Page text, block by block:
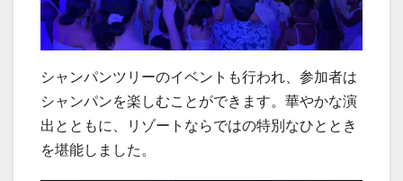
シャンパンツリーのイベントも行われ、参加者は
シャンパンを楽しむことができます。華やかな演
出とともに、リゾートならではの特別なひととき
を堪能しました。